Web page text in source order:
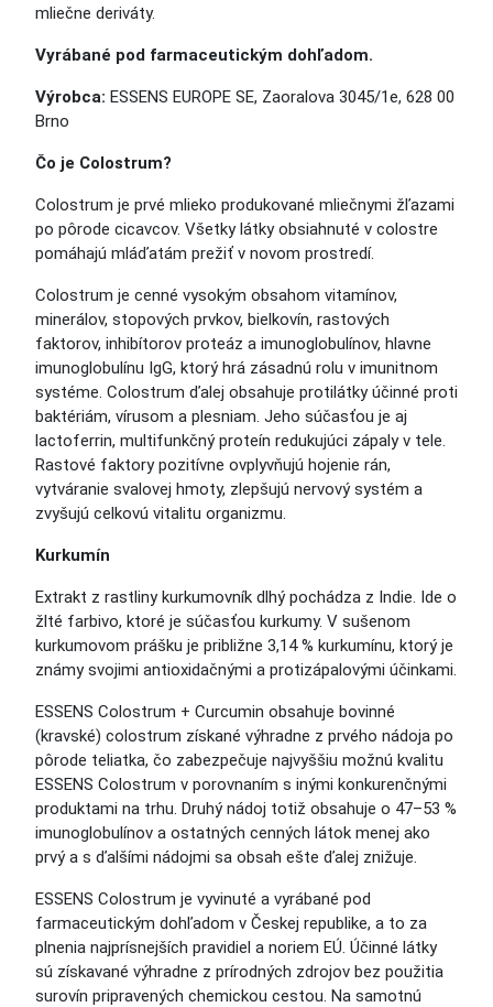
mliečne deriváty.
Vyrábané pod farmaceutickým dohľadom.
Výrobca: ESSENS EUROPE SE, Zaoralova 3045/1e, 628 00
Brno
Čo je Colostrum?
Colostrum je prvé mlieko produkované mliečnymi žľazami
po pôrode cicavcov. Všetky látky obsiahnuté v colostre
pomáhajú mláďatám prežiť v novom prostredí.
Colostrum je cenné vysokým obsahom vitamínov,
minerálov, stopových prvkov, bielkovín, rastových
faktorov, inhibítorov proteáz a imunoglobulínov, hlavne
imunoglobulínu IgG, ktorý hrá zásadnú rolu v imunitnom
systéme. Colostrum ďalej obsahuje protilátky účinné proti
baktériám, vírusom a plesniam. Jeho súčasťou je aj
lactoferrin, multifunkčný proteín redukujúci zápaly v tele.
Rastové faktory pozitívne ovplyvňujú hojenie rán,
vytváranie svalovej hmoty, zlepšujú nervový systém a
zvyšujú celkovú vitalitu organizmu.
Kurkumín
Extrakt z rastliny kurkumovník dlhý pochádza z Indie. Ide o
žlté farbivo, ktoré je súčasťou kurkumy. V sušenom
kurkumovom prášku je približne 3,14 % kurkumínu, ktorý je
známy svojimi antioxidačnými a protizápalovými účinkami.
ESSENS Colostrum + Curcumin obsahuje bovinné
(kravské) colostrum získané výhradne z prvého nádoja po
pôrode teliatka, čo zabezpečuje najvyššiu možnú kvalitu
ESSENS Colostrum v porovnaním s inými konkurenčnými
produktami na trhu. Druhý nádoj totiž obsahuje o 47–53 %
imunoglobulínov a ostatných cenných látok menej ako
prvý a s ďalšími nádojmi sa obsah ešte ďalej znižuje.
ESSENS Colostrum je vyvinuté a vyrábané pod
farmaceutickým dohľadom v Českej republike, a to za
plnenia najprísnejších pravidiel a noriem EÚ. Účinné látky
sú získavané výhradne z prírodných zdrojov bez použitia
surovín pripravených chemickou cestou. Na samotnú